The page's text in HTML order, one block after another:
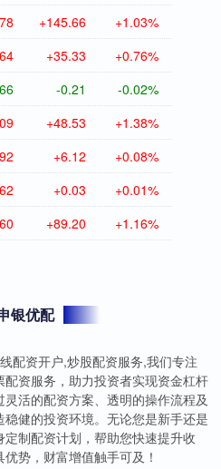
+146.11 +1.04%
+35.10 +0.75%
-0.11 -0.01%
+48.72 +1.39%
+6.20 +0.09%
+0.03 +0.01%
+89.20 +1.16%
银优配
配资开户,炒股配资服务,我们专注
资服务，助力投资者实现资金杠杆
活的配资方案、透明的操作流程及
健的投资环境。无论您是新手还是
制配资计划，帮助您快速提升收
势，财富增值触手可及！